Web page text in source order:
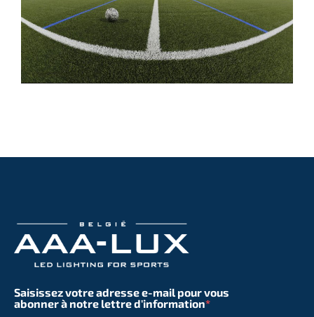
Saisissez votre adresse e-mail pour vous
abonner à notre lettre d'information